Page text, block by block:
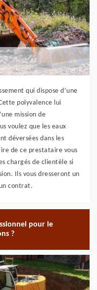
qui dispose d’une
polyvalence lui
mission de
voulez que les eaux
déversées dans les
de ce prestataire vous
chargés de clientèle si
Ils vous dresseront un
contrat.
pour le
?